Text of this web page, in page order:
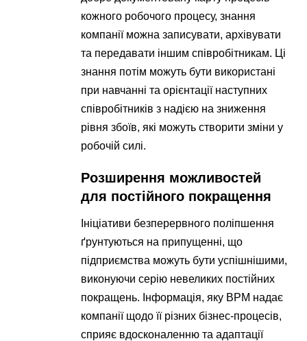
кожного робочого процесу, знання
компанії можна записувати, архівувати
та передавати іншим співробітникам. Ці
знання потім можуть бути використані
при навчанні та орієнтації наступних
співробітників з надією на зниження
рівня збоїв, які можуть створити зміни у
робочій силі.
Розширення можливостей
для постійного покращення
Ініціативи безперервного поліпшення
ґрунтуються на припущенні, що
підприємства можуть бути успішнішими,
виконуючи серію невеликих постійних
покращень. Інформація, яку BPM надає
компанії щодо її різних бізнес-процесів,
сприяє вдосконаленню та адаптації